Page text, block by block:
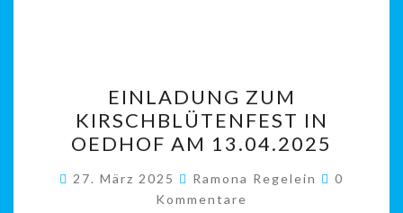
ZUM
KIRSCHBLÜTENFEST
IN
OEDHOF
AM
EINLADUNG ZUM
KIRSCHBLÜTENFEST IN
OEDHOF AM 13.04.2025
27. März 2025 Ramona Regelein
0
Kommentare